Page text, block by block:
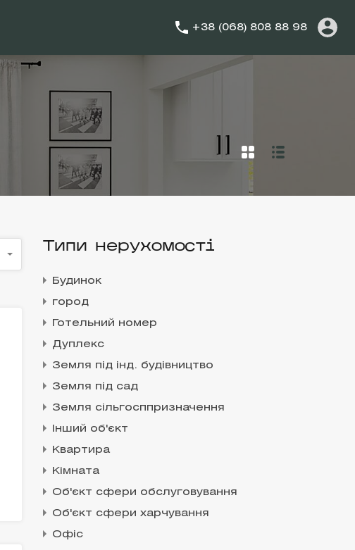
+38 (068) 808 88 98
Типи нерухомості
Будинок
город
Готельний номер
Дуплекс
Земля під інд. будівництво
Земля під сад
Земля сільгосппризначення
Інший об'єкт
Квартира
Кімната
Об'єкт сфери обслуговування
Об'єкт сфери харчування
Офіс